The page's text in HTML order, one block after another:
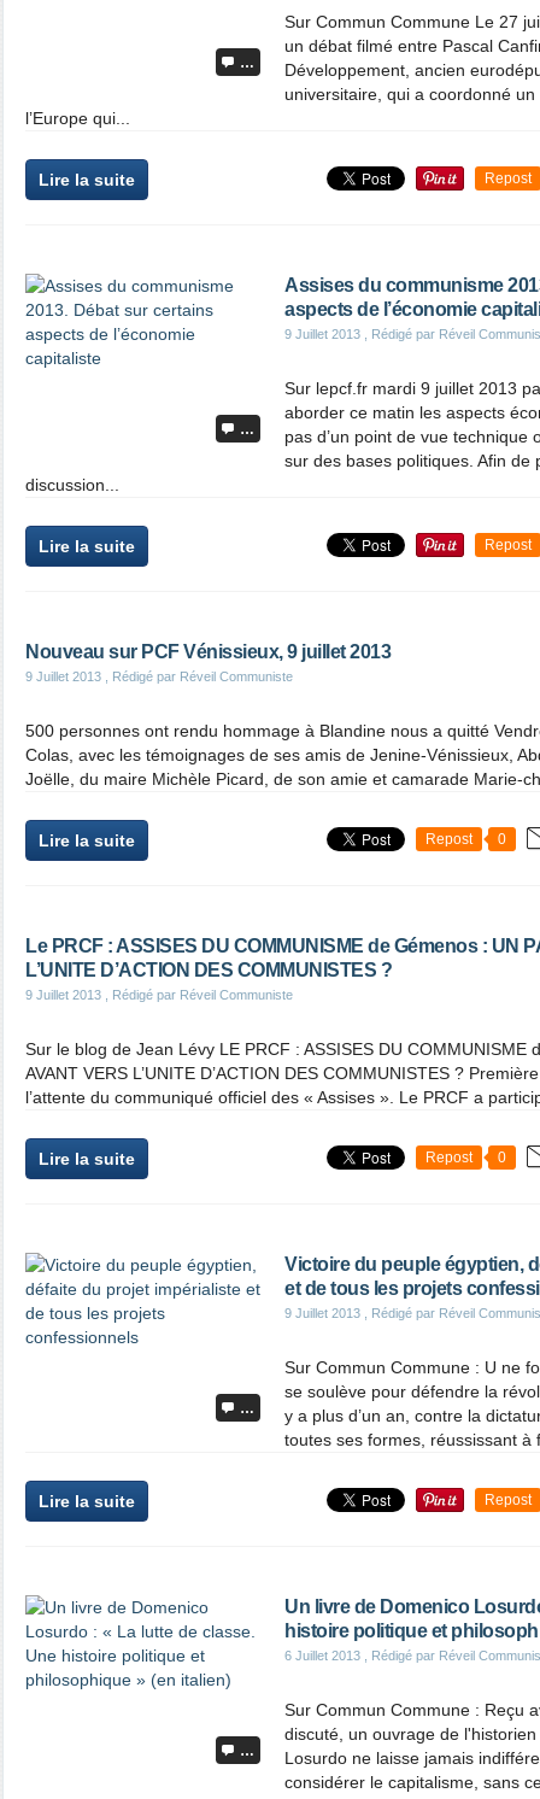
…
Sur Commun Commune Le 27
un débat filmé entre Pascal
Développement, ancien
universitaire, qui a coordonné
l’Europe qui...
Lire la suite Repost
…
Assises du communisme
aspects de l’économie
9 Juillet 2013 , Rédigé par Réveil
Sur lepcf.fr mardi 9 juillet 2013
aborder ce matin les aspects
pas d’un point de vue technique
sur des bases politiques. Afin de
discussion...
Lire la suite Repost
Nouveau sur PCF Vénissieux, 9 juillet 2013
9 Juillet 2013 , Rédigé par Réveil Communiste
500 personnes ont rendu hommage à Blandine nous a quitté
Colas, avec les témoignages de ses amis de Jenine-Vénissieux,
Joëlle, du maire Michèle Picard, de son amie et camarade Marie-
Lire la suite Repost 0
Le PRCF : ASSISES DU COMMUNISME de Gémenos : UN
L’UNITE D’ACTION DES COMMUNISTES ?
9 Juillet 2013 , Rédigé par Réveil Communiste
Sur le blog de Jean Lévy LE PRCF : ASSISES DU COMMUNISME
AVANT VERS L’UNITE D’ACTION DES COMMUNISTES ?
l’attente du communiqué officiel des « Assises ». Le PRCF a
Lire la suite Repost 0
…
Victoire du peuple égyptien,
et de tous les projets
9 Juillet 2013 , Rédigé par Réveil
Sur Commun Commune : U ne
se soulève pour défendre la
y a plus d’un an, contre la
toutes ses formes, réussissant
Lire la suite Repost
…
Un livre de Domenico
histoire politique et
6 Juillet 2013 , Rédigé par Réveil
Sur Commun Commune : Reçu
discuté, un ouvrage de
Losurdo ne laisse jamais
considérer le capitalisme, sans